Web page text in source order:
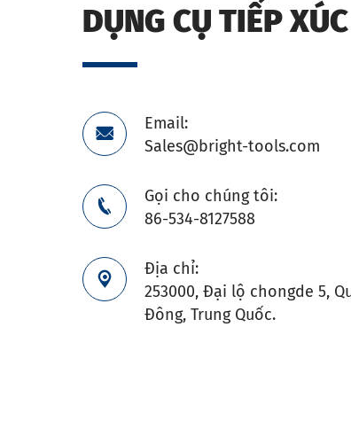
DỤNG CỤ TIẾP

Email:
Sales@bright-tools.com

Gọi cho chúng tôi:
86-534-8127588

Địa chỉ:
253000, Đại lộ chongde 5,
Đông, Trung Quốc.